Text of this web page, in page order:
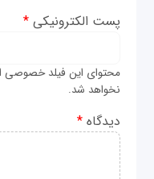
پست الکترونیکی*
محتوای این فیلد
نخواهد شد.
دیدگاه*